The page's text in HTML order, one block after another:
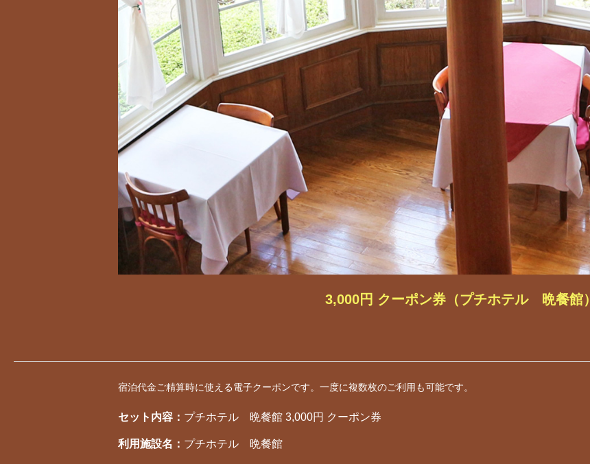
3,000円 クーポン券（プチホテル 晩餐館）
宿泊代金ご精算時に使える電子クーポンです。一度に複数枚のご利用も可能です。
セット内容： プチホテル 晩餐館 3,000円 クーポン券
利用施設名： プチホテル 晩餐館